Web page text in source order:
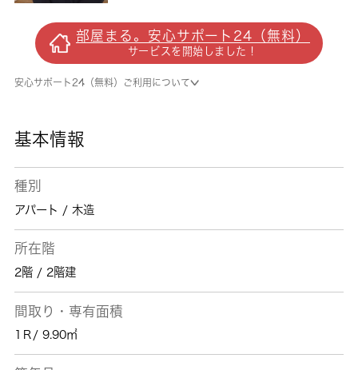
に好評のフローリング張りの物件となっていま
す。収納スペースや寝室など多目的に利用でき
るロフトを備えているので、部屋が広く使えま
す。加入後すぐにCATVを視聴できるCATV受
部屋まる。安心サポート24（無料）
サービスを開始しました！
安心サポート24（無料）ご利用について
基本情報
種別
アパート / 木造
所在階
2階 / 2階建
間取り・専有面積
1Ｒ/ 9.90㎡